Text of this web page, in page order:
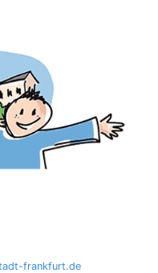
frankfurt.de